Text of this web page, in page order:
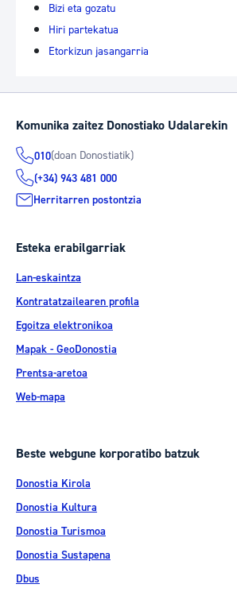
Bizi eta gozatu
Hiri partekatua
Etorkizun jasangarria
Komunika zaitez Donostiako Udalarekin
010(doan Donostiatik)
(+34) 943 481 000
Herritarren postontzia
Esteka erabilgarriak
Lan-eskaintza
Kontratatzailearen profila
Egoitza elektronikoa
Mapak - GeoDonostia
Prentsa-aretoa
Web-mapa
Beste webgune korporatibo batzuk
Donostia Kirola
Donostia Kultura
Donostia Turismoa
Donostia Sustapena
Dbus